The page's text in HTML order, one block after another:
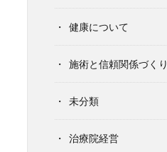
健康について
施術と信頼関係づくり
未分類
治療院経営